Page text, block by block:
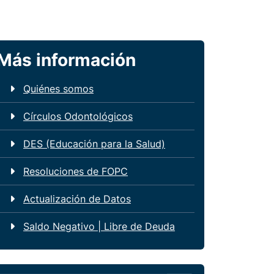
información
Quiénes somos
Círculos Odontológicos
DES (Educación para la Salud)
Resoluciones de FOPC
Actualización de Datos
Saldo Negativo | Libre de Deuda